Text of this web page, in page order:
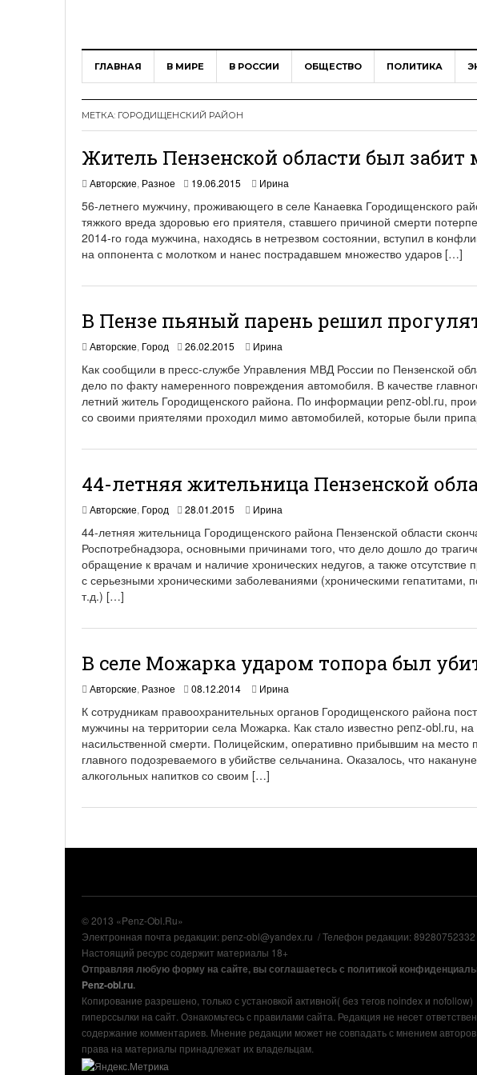
ГЛАВНАЯ В МИРЕ В РОССИИ ОБЩЕСТВО ПОЛИТИКА
МЕТКА: ГОРОДИЩЕНСКИЙ РАЙОН
Житель Пензенской области был
Авторские, Разное 19.06.2015 Ирина
56-летнего мужчину, проживающего в селе Канаевка Городищенского
тяжкого вреда здоровью его приятеля, ставшего причиной смерти
2014-го года мужчина, находясь в нетрезвом состоянии, вступил в
на оппонента с молотком и нанес пострадавшем множество ударов […]
В Пензе пьяный парень решил
Авторские, Город 26.02.2015 Ирина
Как сообщили в пресс-службе Управления МВД России по Пензенской
дело по факту намеренного повреждения автомобиля. В качестве
летний житель Городищенского района. По информации penz-obl.ru,
со своими приятелями проходил мимо автомобилей, которые были
44-летняя жительница Пензенской
Авторские, Город 28.01.2015 Ирина
44-летняя жительница Городищенского района Пензенской области
Роспотребнадзора, основными причинами того, что дело дошло до
обращение к врачам и наличие хронических недугов, а также отсутствие
с серьезными хроническими заболеваниями (хроническими гепатитами,
т.д.) […]
В селе Можарка ударом топора был
Авторские, Разное 08.12.2014 Ирина
К сотрудникам правоохранительных органов Городищенского района
мужчины на территории села Можарка. Как стало известно penz-obl.ru,
насильственной смерти. Полицейским, оперативно прибывшим на место
главного подозреваемого в убийстве сельчанина. Оказалось, что
алкогольных напитков со своим […]
© 2013 «Penz-Obl.Ru»
Электронная почта редакции: penz-obl@yandex.ru / Телефон редакции: 89280752332
Настоящий ресурс содержит материалы 18+
Отправляя любую форму на сайте, вы соглашаетесь с политикой
Penz-obl.ru.
Копирование разрешено, только с установкой активной( без тегов noindex и nofollow)
гиперссылки на сайт. Ознакомьтесь с правилами сайта. Редакция не несет
содержание комментариев. Мнение редакции может не совпадать с мнением
права на материалы принадлежат их владельцам.